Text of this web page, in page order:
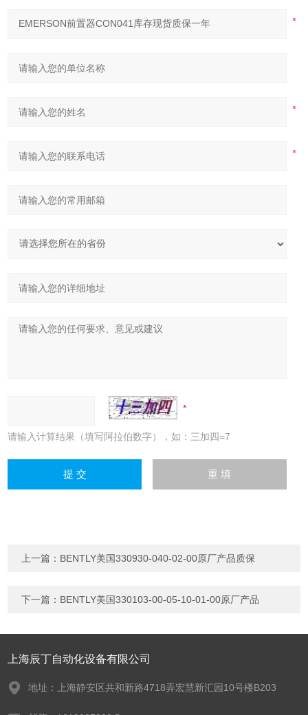
请输入计算结果（填写阿拉伯数字），如：三加四=7
上一篇： BENTLY美国330930-040-02-00原厂产品质保
下一篇： BENTLY美国330103-00-05-10-01-00原厂产品
上海辰丁自动化设备有限公司
地址：上海静安区共和新路4718弄宏慧新汇园10号楼B203